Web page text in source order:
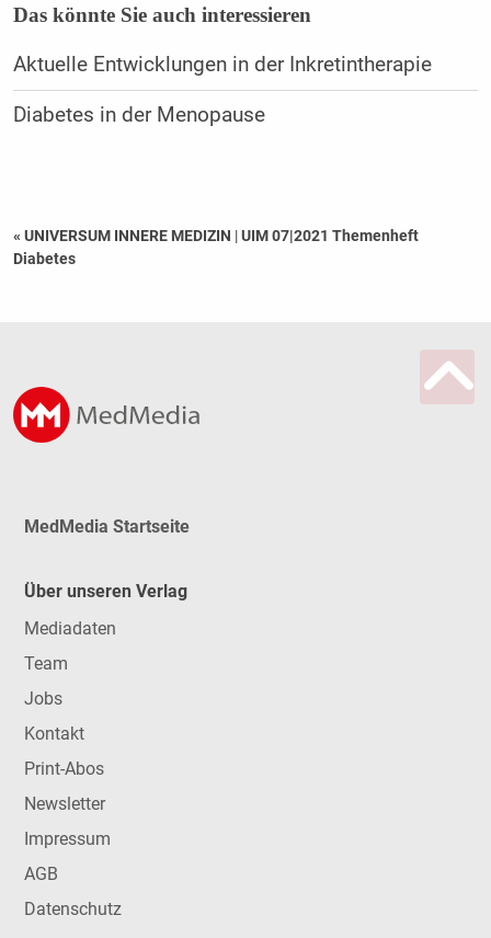
Das könnte Sie auch interessieren
Aktuelle Entwicklungen in der Inkretintherapie
Diabetes in der Menopause
« UNIVERSUM INNERE MEDIZIN |UIM 07|2021 Themenheft
Diabetes
MedMedia Startseite
Über unseren Verlag
Mediadaten
Team
Jobs
Kontakt
Print-Abos
Newsletter
Impressum
AGB
Datenschutz